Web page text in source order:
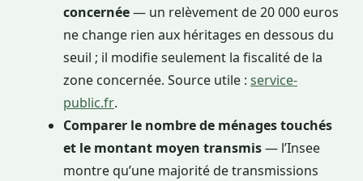
concernée— un relèvement de 20 000 euros
ne change rien aux héritages en dessous du
seuil ; il modifie seulement la fiscalité de la
zone concernée. Source utile : service-
public.fr.
Comparer le nombre de ménages touchés
et le montant moyen transmis— l’Insee
montre qu’une majorité de transmissions